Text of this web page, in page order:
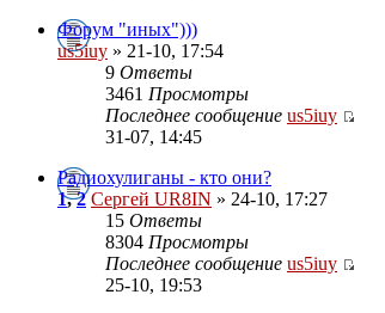
Форум "иных")))
us5iuy » 21-10, 17:54
9 Ответы
3461 Просмотры
Последнее сообщение us5iuy
31-07, 14:45
Радиохулиганы - кто они?
1,2 Сергей UR8IN » 24-10, 17:27
15 Ответы
8304 Просмотры
Последнее сообщение us5iuy
25-10, 19:53